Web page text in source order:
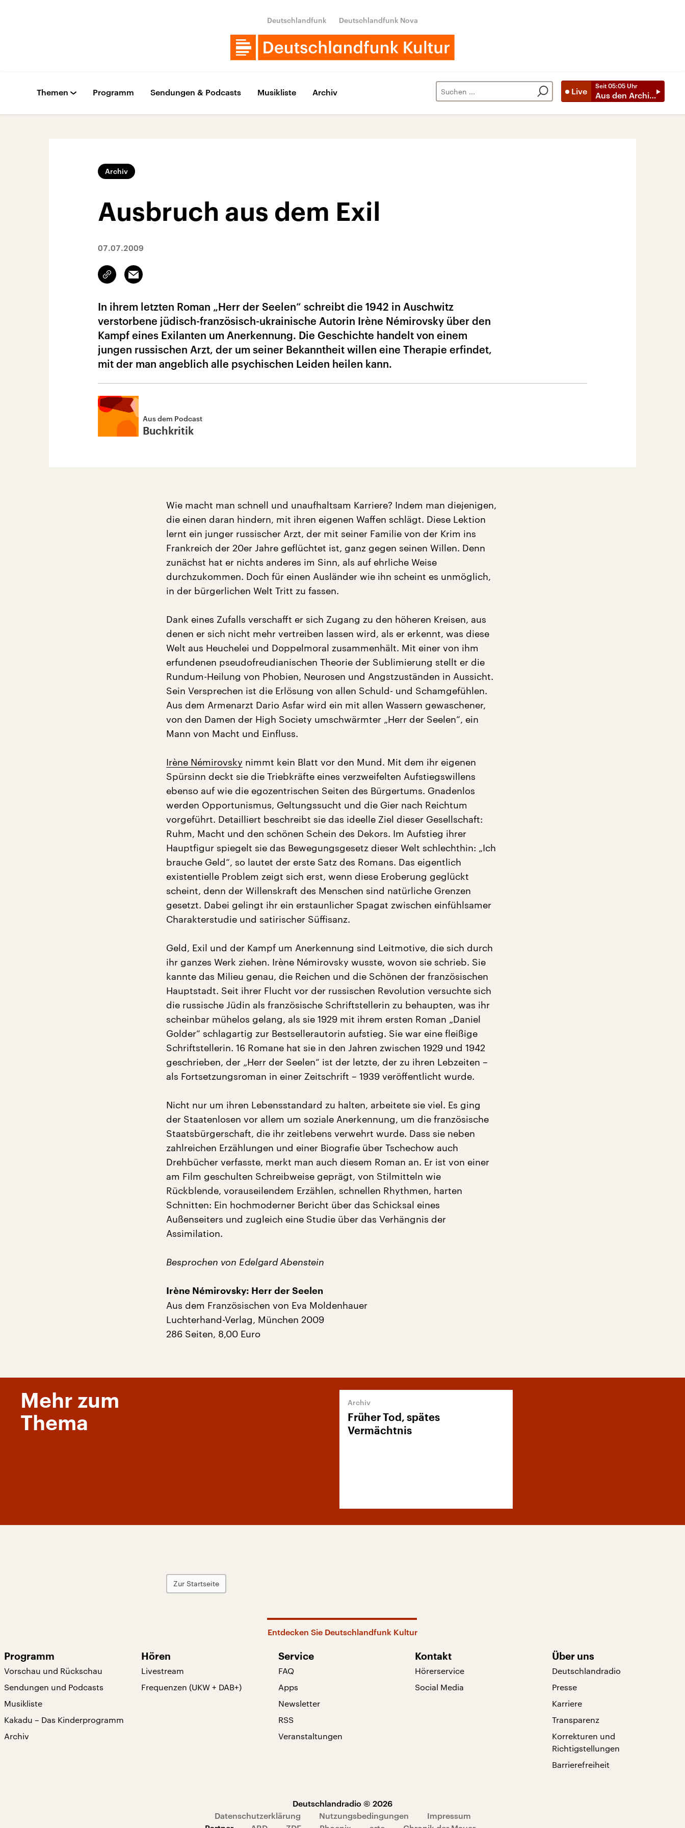
Deutschlandfunk Deutschlandfunk Nova
Live
Seit 05:05 Uhr
Aus den Archiven
Themen Programm Sendungen & Podcasts Musikliste Archiv
Archiv
Ausbruch aus dem Exil
07.07.2009
Link
kopieren/teilen
Email
In ihrem letzten Roman „Herr der Seelen“ schreibt die 1942 in Auschwitz
verstorbene jüdisch-französisch-ukrainische Autorin Irène Némirovsky über den
Kampf eines Exilanten um Anerkennung. Die Geschichte handelt von einem
jungen russischen Arzt, der um seiner Bekanntheit willen eine Therapie erfindet,
mit der man angeblich alle psychischen Leiden heilen kann.
Aus dem Podcast
Buchkritik
Wie macht man schnell und unaufhaltsam Karriere? Indem man diejenigen,
die einen daran hindern, mit ihren eigenen Waffen schlägt. Diese Lektion
lernt ein junger russischer Arzt, der mit seiner Familie von der Krim ins
Frankreich der 20er Jahre geflüchtet ist, ganz gegen seinen Willen. Denn
zunächst hat er nichts anderes im Sinn, als auf ehrliche Weise
durchzukommen. Doch für einen Ausländer wie ihn scheint es unmöglich,
in der bürgerlichen Welt Tritt zu fassen.
Dank eines Zufalls verschafft er sich Zugang zu den höheren Kreisen, aus
denen er sich nicht mehr vertreiben lassen wird, als er erkennt, was diese
Welt aus Heuchelei und Doppelmoral zusammenhält. Mit einer von ihm
erfundenen pseudofreudianischen Theorie der Sublimierung stellt er die
Rundum-Heilung von Phobien, Neurosen und Angstzuständen in Aussicht.
Sein Versprechen ist die Erlösung von allen Schuld- und Schamgefühlen.
Aus dem Armenarzt Dario Asfar wird ein mit allen Wassern gewaschener,
von den Damen der High Society umschwärmter „Herr der Seelen“, ein
Mann von Macht und Einfluss.
Irène Némirovsky nimmt kein Blatt vor den Mund. Mit dem ihr eigenen
Spürsinn deckt sie die Triebkräfte eines verzweifelten Aufstiegswillens
ebenso auf wie die egozentrischen Seiten des Bürgertums. Gnadenlos
werden Opportunismus, Geltungssucht und die Gier nach Reichtum
vorgeführt. Detailliert beschreibt sie das ideelle Ziel dieser Gesellschaft:
Ruhm, Macht und den schönen Schein des Dekors. Im Aufstieg ihrer
Hauptfigur spiegelt sie das Bewegungsgesetz dieser Welt schlechthin: „Ich
brauche Geld“, so lautet der erste Satz des Romans. Das eigentlich
existentielle Problem zeigt sich erst, wenn diese Eroberung geglückt
scheint, denn der Willenskraft des Menschen sind natürliche Grenzen
gesetzt. Dabei gelingt ihr ein erstaunlicher Spagat zwischen einfühlsamer
Charakterstudie und satirischer Süffisanz.
Geld, Exil und der Kampf um Anerkennung sind Leitmotive, die sich durch
ihr ganzes Werk ziehen. Irène Némirovsky wusste, wovon sie schrieb. Sie
kannte das Milieu genau, die Reichen und die Schönen der französischen
Hauptstadt. Seit ihrer Flucht vor der russischen Revolution versuchte sich
die russische Jüdin als französische Schriftstellerin zu behaupten, was ihr
scheinbar mühelos gelang, als sie 1929 mit ihrem ersten Roman „Daniel
Golder“ schlagartig zur Bestsellerautorin aufstieg. Sie war eine fleißige
Schriftstellerin. 16 Romane hat sie in den Jahren zwischen 1929 und 1942
geschrieben, der „Herr der Seelen“ ist der letzte, der zu ihren Lebzeiten –
als Fortsetzungsroman in einer Zeitschrift – 1939 veröffentlicht wurde.
Nicht nur um ihren Lebensstandard zu halten, arbeitete sie viel. Es ging
der Staatenlosen vor allem um soziale Anerkennung, um die französische
Staatsbürgerschaft, die ihr zeitlebens verwehrt wurde. Dass sie neben
zahlreichen Erzählungen und einer Biografie über Tschechow auch
Drehbücher verfasste, merkt man auch diesem Roman an. Er ist von einer
am Film geschulten Schreibweise geprägt, von Stilmitteln wie
Rückblende, vorauseilendem Erzählen, schnellen Rhythmen, harten
Schnitten: Ein hochmoderner Bericht über das Schicksal eines
Außenseiters und zugleich eine Studie über das Verhängnis der
Assimilation.
Besprochen von Edelgard Abenstein
Irène Némirovsky: Herr der Seelen
Aus dem Französischen von Eva Moldenhauer
Luchterhand-Verlag, München 2009
286 Seiten, 8,00 Euro
Mehr zum
Thema
Früher Tod, spätes
Vermächtnis
Zur Startseite
Entdecken Sie Deutschlandfunk Kultur
Programm
Vorschau und Rückschau
Sendungen und Podcasts
Musikliste
Kakadu – Das Kinderprogramm
Archiv
Hören
Livestream
Frequenzen (UKW + DAB+)
Service
FAQ
Apps
Newsletter
RSS
Veranstaltungen
Kontakt
Hörerservice
Social Media
Über uns
Deutschlandradio
Presse
Karriere
Transparenz
Korrekturen und
Richtigstellungen
Barrierefreiheit
Deutschlandradio © 2026
Datenschutzerklärung
Nutzungsbedingungen
Impressum